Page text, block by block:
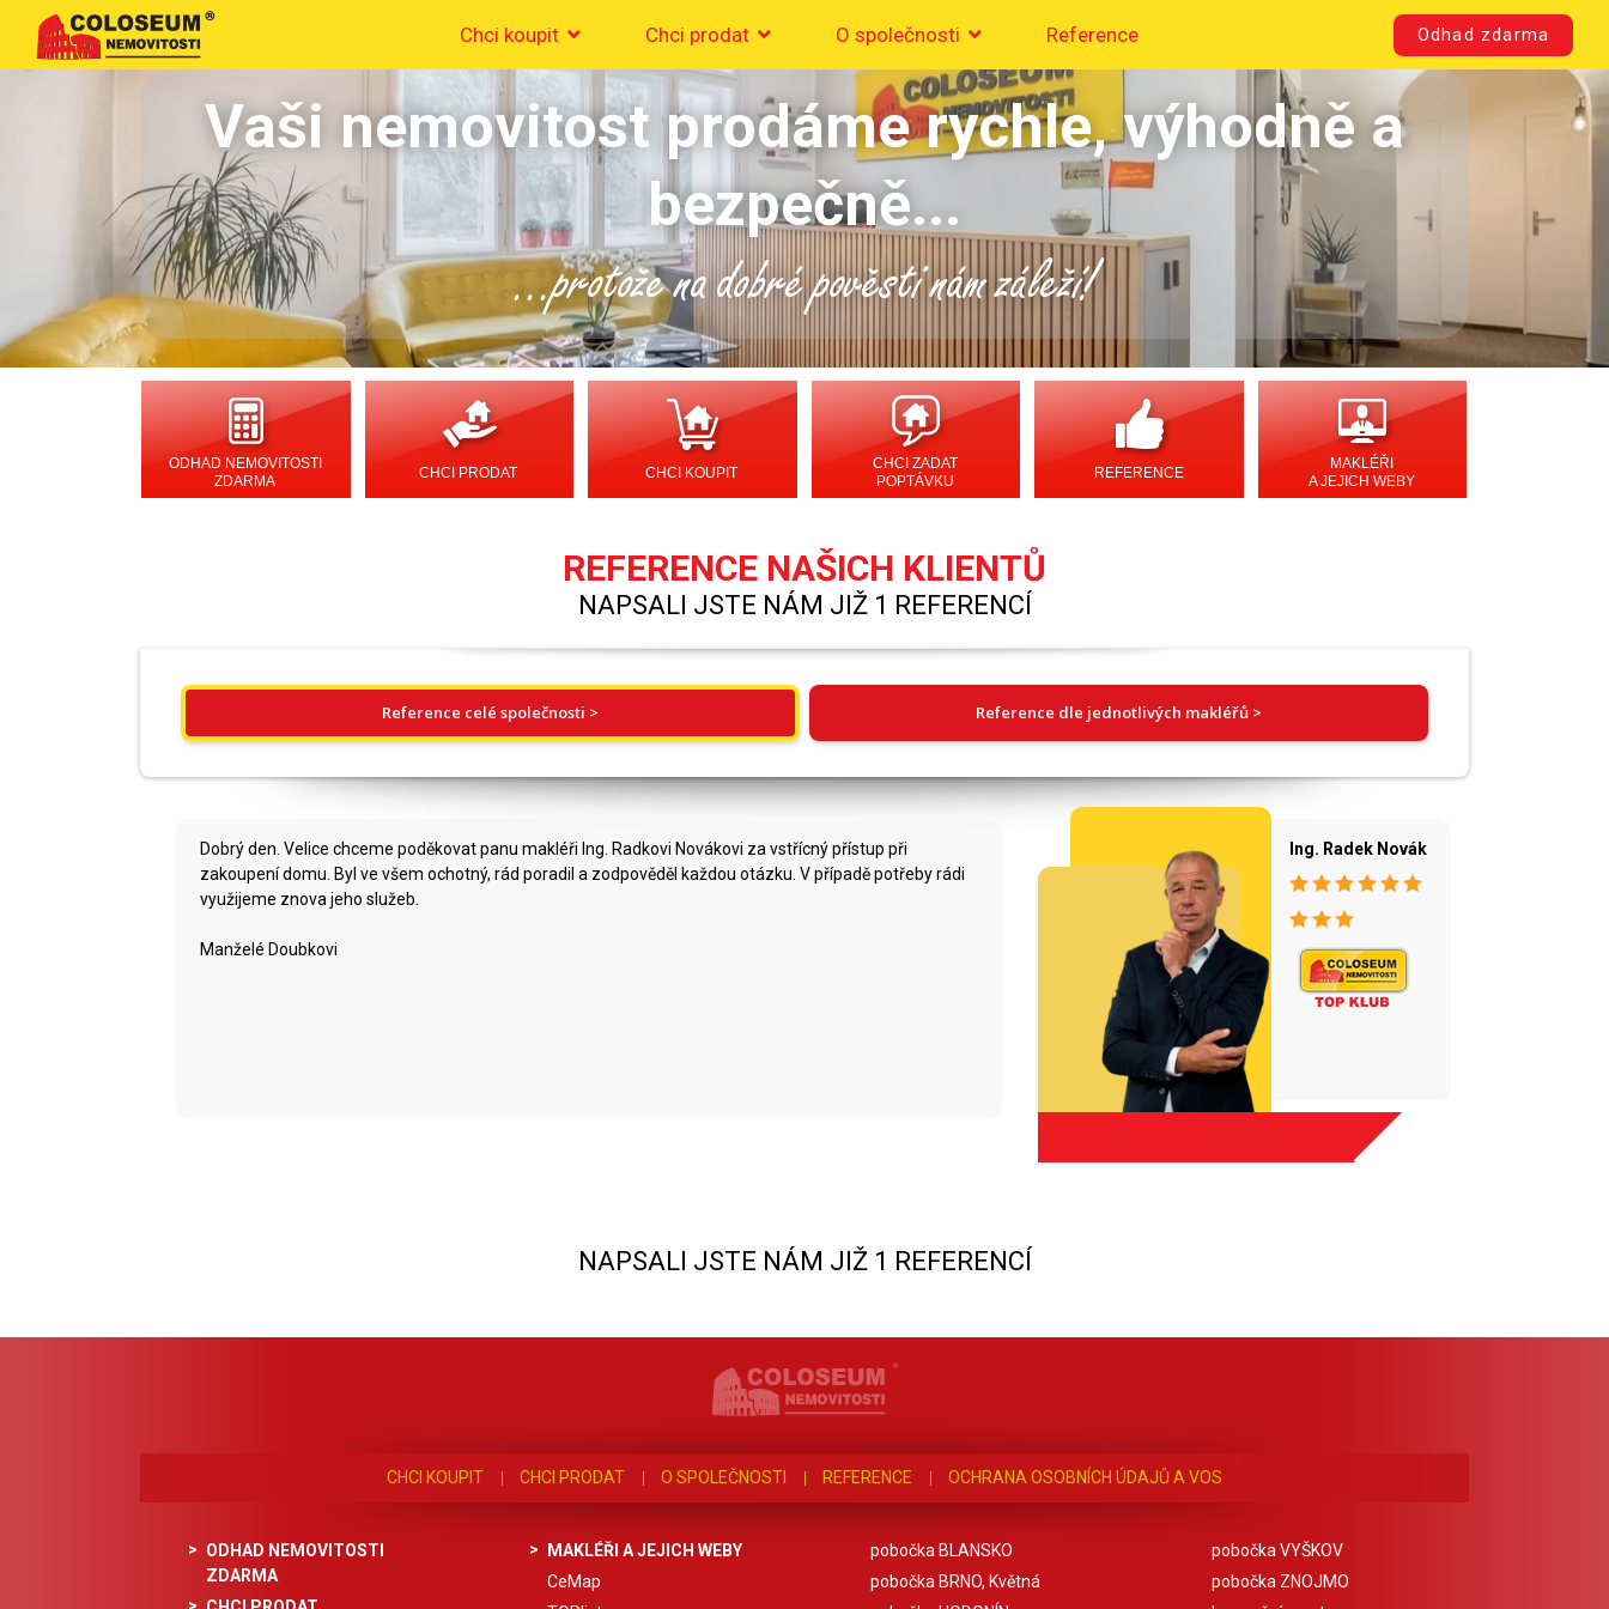
Chci koupit Chci prodat O společnosti Reference Odhad zdarma
Vaši nemovitost prodáme rychle, výhodně a
bezpečně...
...protože na dobré pověsti nám záleží!
ODHAD NEMOVITOSTI
ZDARMA
CHCI PRODAT CHCI KOUPIT
CHCI ZADAT
POPTÁVKU
REFERENCE
MAKLÉŘI
A JEJICH WEBY
REFERENCE NAŠICH KLIENTŮ
NAPSALI JSTE NÁM JIŽ 1 REFERENCÍ
Reference celé společnosti > Reference dle jednotlivých makléřů >
Dobrý den. Velice chceme poděkovat panu makléři Ing. Radkovi Novákovi za vstřícný přístup při
zakoupení domu. Byl ve všem ochotný, rád poradil a zodpověděl každou otázku. V případě potřeby rádi
využijeme znova jeho služeb.
Manželé Doubkovi
Ing. Radek Novák
NAPSALI JSTE NÁM JIŽ 1 REFERENCÍ
CHCI KOUPIT CHCI PRODAT O SPOLEČNOSTI REFERENCE OCHRANA OSOBNÍCH ÚDAJŮ A VOS
ODHAD NEMOVITOSTI
ZDARMA
MAKLÉŘI A JEJICH WEBY
CeMap
pobočka BLANSKO
pobočka BRNO, Květná
pobočka VYŠKOV
pobočka ZNOJMO